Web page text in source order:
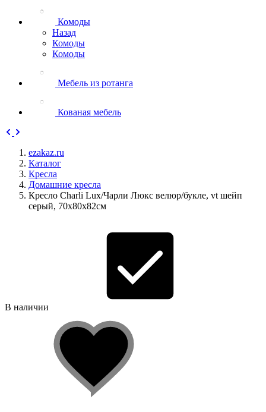
Комоды
Назад
Комоды
Комоды
Мебель из ротанга
Кованая мебель
ezakaz.ru
Каталог
Кресла
Домашние кресла
Кресло Charli Lux/Чарли Люкс велюр/букле, vt шейп
серый, 70х80х82см
В наличии